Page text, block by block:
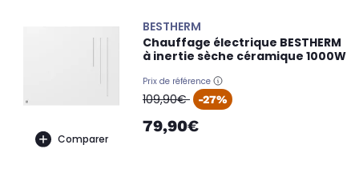
Comparer
BESTHERM
Chauffage électrique BESTHERM
à inertie sèche céramique 1000W
Prix de référence
oldPrice
109,90€ -27%
79,90€